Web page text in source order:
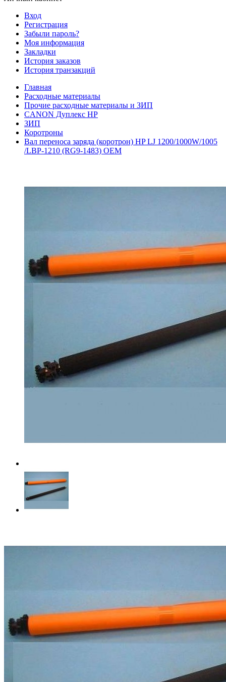
Вход
Регистрация
Забыли пароль?
Моя информация
Закладки
История заказов
История транзакций
Главная
Расходные материалы
Прочие расходные материалы и ЗИП
CANON Дуплекс HP
ЗИП
Коротроны
Вал переноса заряда (коротрон) HP LJ 1200/1000W/1005
/LBP-1210 (RG9-1483) OEM